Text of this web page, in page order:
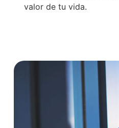
valor de tu vida.